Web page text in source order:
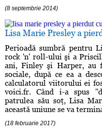
(8 septembrie 2014)
Lisa Marie Presley a
Perioadă sumbră pentru
rock 'n' roll-ului şi a
ani, Finley şi Harper, au
sociale, după ce ea a
calculatorul viitorului ei
voici.fr. Când i-a spus
patrulea său soţ, Lisa
această uniune se va
(18 februarie 2017)